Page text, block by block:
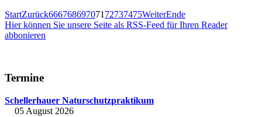
StartZurück666768697071 72737475WeiterEnde
Hier können Sie unsere Seite als RSS-Feed für Ihren Reader
abbonieren
Termine
Schellerhauer Naturschutzpraktikum
05 August 2026